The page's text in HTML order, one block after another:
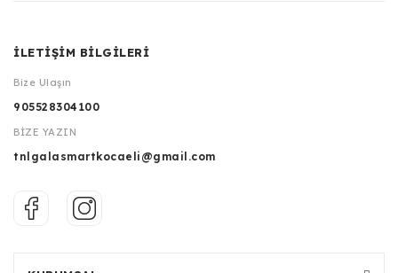
İLETİŞİM BİLGİLERİ
Bize Ulaşın
905528304100
BİZE YAZIN
tnlgalasmartkocaeli@gmail.com